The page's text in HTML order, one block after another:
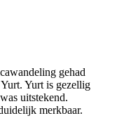
gehad
Yurt is gezellig
uitstekend.
merkbaar.